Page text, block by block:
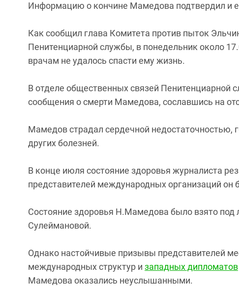
Информацию о кончине Мамедова подтвердил и
Как сообщил глава Комитета против пыток
Пенитенциарной службы, в понедельник около
врачам не удалось спасти ему жизнь.
В отделе общественных связей Пенитенциарной
сообщения о смерти Мамедова, сославшись на
Мамедов страдал сердечной недостаточностью,
других болезней.
В конце июля состояние здоровья журналиста
представителей международных организаций
Состояние здоровья Н.Мамедова было взято
Сулеймановой.
Однако настойчивые призывы представителей
международных структур и западных дипломатов
Мамедова оказались неуслышанными.